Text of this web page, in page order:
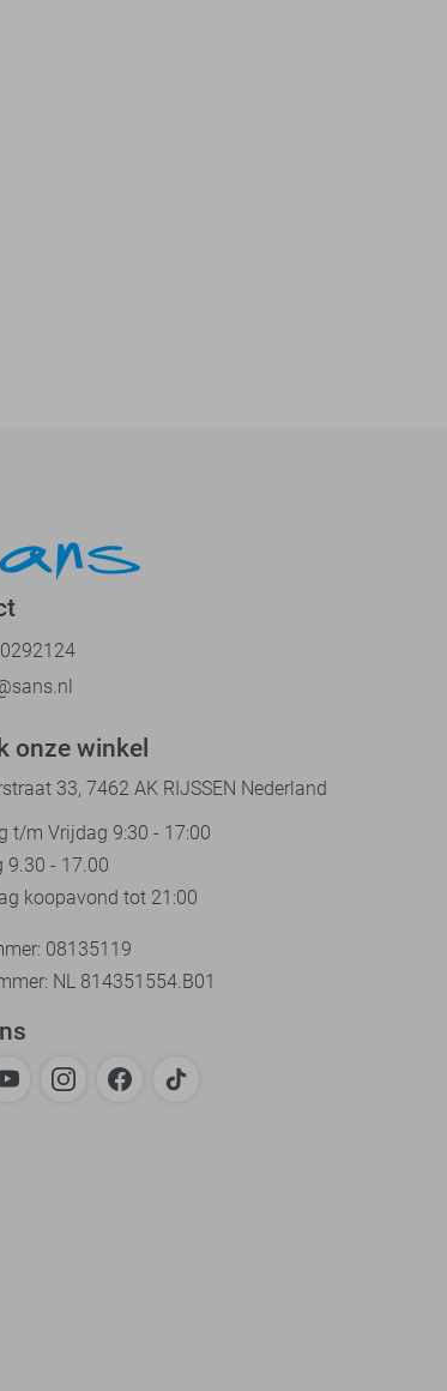
onze winkel
33, 7462 AK RIJSSEN Nederland
t/m Vrijdag 9:30 - 17:00
9.30 - 17.00
koopavond tot 21:00
08135119
NL 814351554.B01